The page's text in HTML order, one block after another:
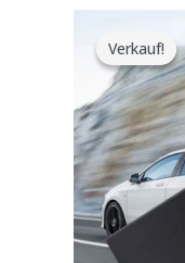
Verkauf!
Verkauf!
war: